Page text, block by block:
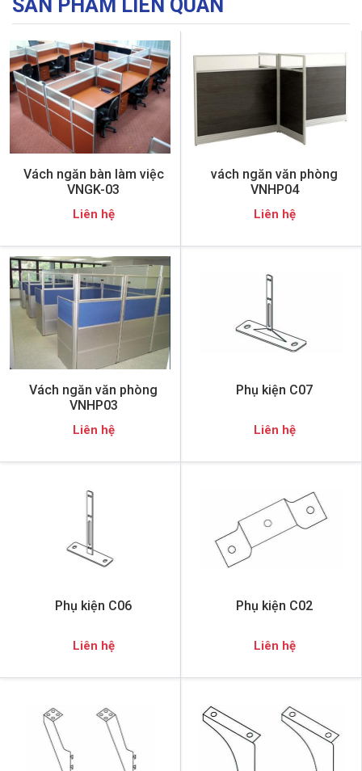
SẢN PHẨM LIÊN QUAN
Vách ngăn bàn làm việc
VNGK-03
Liên hệ
vách ngăn văn phòng
VNHP04
Liên hệ
Vách ngăn văn phòng
VNHP03
Liên hệ
Phụ kiện C07
Liên hệ
Phụ kiện C06
Liên hệ
Phụ kiện C02
Liên hệ